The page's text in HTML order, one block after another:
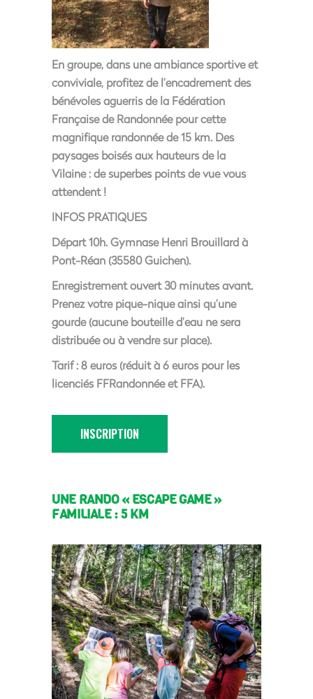
En groupe, dans une ambiance sportive et
conviviale, profitez de l’encadrement des
bénévoles aguerris de la Fédération
Française de Randonnée pour cette
magnifique randonnée de 15 km. Des
paysages boisés aux hauteurs de la
Vilaine : de superbes points de vue vous
attendent !
INFOS PRATIQUES
Départ 10h. Gymnase Henri Brouillard à
Pont-Réan (35580 Guichen).
Enregistrement ouvert 30 minutes avant.
Prenez votre pique-nique ainsi qu’une
gourde (aucune bouteille d’eau ne sera
distribuée ou à vendre sur place).
Tarif : 8 euros (réduit à 6 euros pour les
licenciés FFRandonnée et FFA).
INSCRIPTION
UNE RANDO « ESCAPE GAME »
FAMILIALE : 5 KM